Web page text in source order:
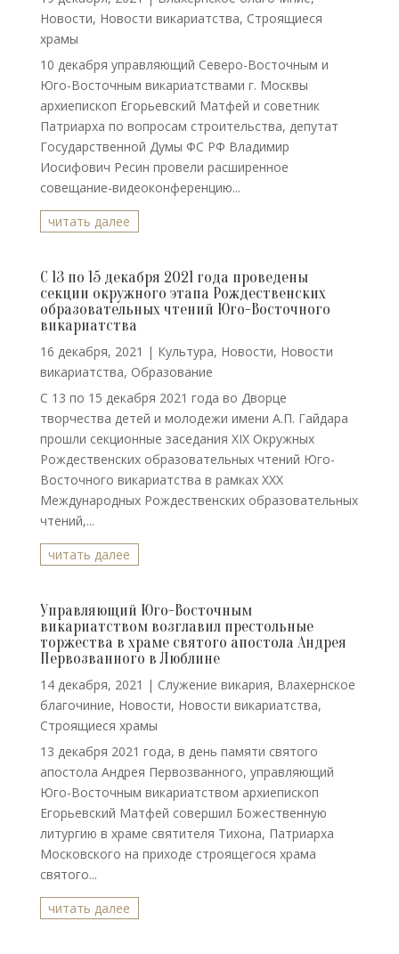
Новости, Новости викариатства, Строящиеся
храмы
10 декабря управляющий Северо-Восточным и
Юго-Восточным викариатствами г. Москвы
архиепископ Егорьевский Матфей и советник
Патриарха по вопросам строительства, депутат
Государственной Думы ФС РФ Владимир
Иосифович Ресин провели расширенное
совещание-видеоконференцию...
читать далее
С 13 по 15 декабря 2021 года проведены
секции окружного этапа Рождественских
образовательных чтений Юго-Восточного
викариатства
16 декабря, 2021 | Культура, Новости, Новости
викариатства, Образование
С 13 по 15 декабря 2021 года во Дворце
творчества детей и молодежи имени А.П. Гайдара
прошли секционные заседания XIX Окружных
Рождественских образовательных чтений Юго-
Восточного викариатства в рамках XXX
Международных Рождественских образовательных
чтений,...
читать далее
Управляющий Юго-Восточным
викариатством возглавил престольные
торжества в храме святого апостола Андрея
Первозванного в Люблине
14 декабря, 2021 | Cлужение викария, Влахернское
благочиние, Новости, Новости викариатства,
Строящиеся храмы
13 декабря 2021 года, в день памяти святого
апостола Андрея Первозванного, управляющий
Юго-Восточным викариатством архиепископ
Егорьевский Матфей совершил Божественную
литургию в храме святителя Тихона, Патриарха
Московского на приходе строящегося храма
святого...
читать далее